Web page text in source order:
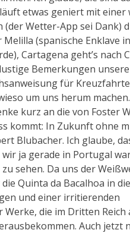
etwas geniert mit einer
Wetter-App sei Dank)
(spanische Enklave in
Cartagena geht’s nach
Bemerkungen
für
um uns herum
kurz an die von Foster
kommt: In Zukunft ohne
Blubacher. Ich glaube,
ja gerade in Portugal
sehen. Da uns der
Quinta da Bacalhoa in
und einer irritierenden
die im Dritten Reich
Auch jetzt